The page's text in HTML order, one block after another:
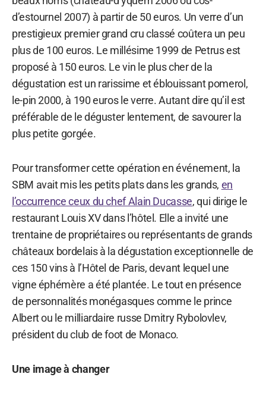
d’estournel 2007) à partir de 50 euros. Un verre d’un
prestigieux premier grand cru classé coûtera un peu
plus de 100 euros. Le millésime 1999 de Petrus est
proposé à 150 euros. Le vin le plus cher de la
dégustation est un rarissime et éblouissant pomerol,
le-pin 2000, à 190 euros le verre. Autant dire qu’il est
préférable de le déguster lentement, de savourer la
plus petite gorgée.
Pour transformer cette opération en événement, la
SBM avait mis les petits plats dans les grands, en
l’occurrence ceux du chef Alain Ducasse, qui dirige le
restaurant Louis XV dans l’hôtel. Elle a invité une
trentaine de propriétaires ou représentants de grands
châteaux bordelais à la dégustation exceptionnelle de
ces 150 vins à l’Hôtel de Paris, devant lequel une
vigne éphémère a été plantée. Le tout en présence
de personnalités monégasques comme le prince
Albert ou le milliardaire russe Dmitry Rybolovlev,
président du club de foot de Monaco.
Une image à changer